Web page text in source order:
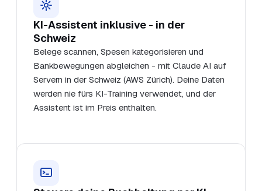
KI-Assistent inklusive - in der
Schweiz
Belege scannen, Spesen kategorisieren und
Bankbewegungen abgleichen - mit Claude AI auf
Servern in der Schweiz (AWS Zürich). Deine Daten
werden nie fürs KI-Training verwendet, und der
Assistent ist im Preis enthalten.